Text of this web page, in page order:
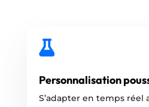

Personnalisation
S’adapter en temps réel